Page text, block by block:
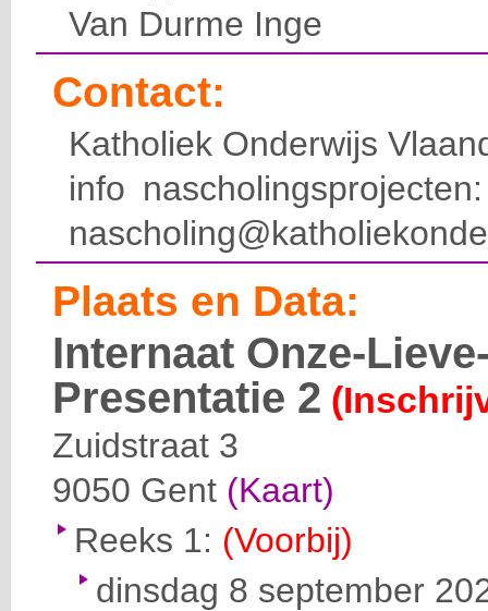
Van Durme Inge
Contact:
Katholiek Onderwijs
info
Plaats en Data:
Internaat Onze-
Presentatie 2
Zuidstraat 3
9050 Gent (Kaart)
Reeks 1: (Voorbij)
dinsdag 8 september